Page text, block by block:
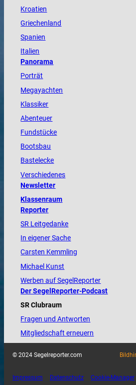
Kroatien
Griechenland
Spanien
Italien
Panorama
Porträt
Megayachten
Klassiker
Abenteuer
Fundstücke
Bootsbau
Bastelecke
Verschiedenes
Newsletter
Klassenraum
Reporter
SR Leitgedanke
In eigener Sache
Carsten Kemmling
Michael Kunst
Werben auf SegelReporter
Der SegelReporter-Podcast
SR Clubraum
Fragen und Antworten
Mitgliedschaft erneuern
© 2024 Segelreporter.com
Impressum Datenschutz Cookie-Manager